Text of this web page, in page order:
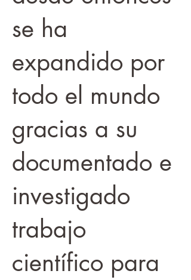
se ha
expandido por
todo el mundo
gracias a su
documentado e
investigado
trabajo
científico para